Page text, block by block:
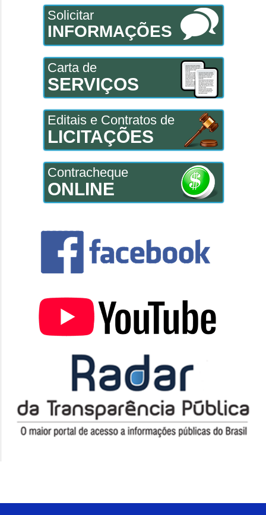
Solicitar
INFORMAÇÕES
Carta de
SERVIÇOS
Editais e Contratos de
LICITAÇÕES
Contracheque
ONLINE